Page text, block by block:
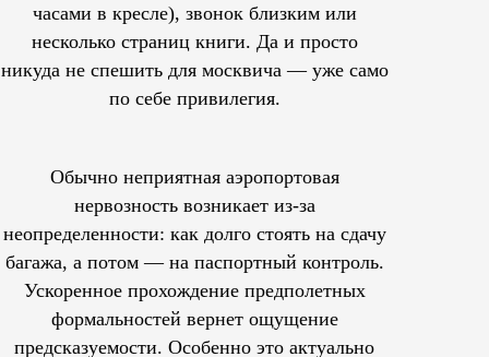
часами в кресле), звонок близким или
несколько страниц книги. Да и просто
никуда не спешить для москвича — уже само
по себе привилегия.
Обычно неприятная аэропортовая
нервозность возникает из-за
неопределенности: как долго стоять на сдачу
багажа, а потом — на паспортный контроль.
Ускоренное прохождение предполетных
формальностей вернет ощущение
предсказуемости. Особенно это актуально